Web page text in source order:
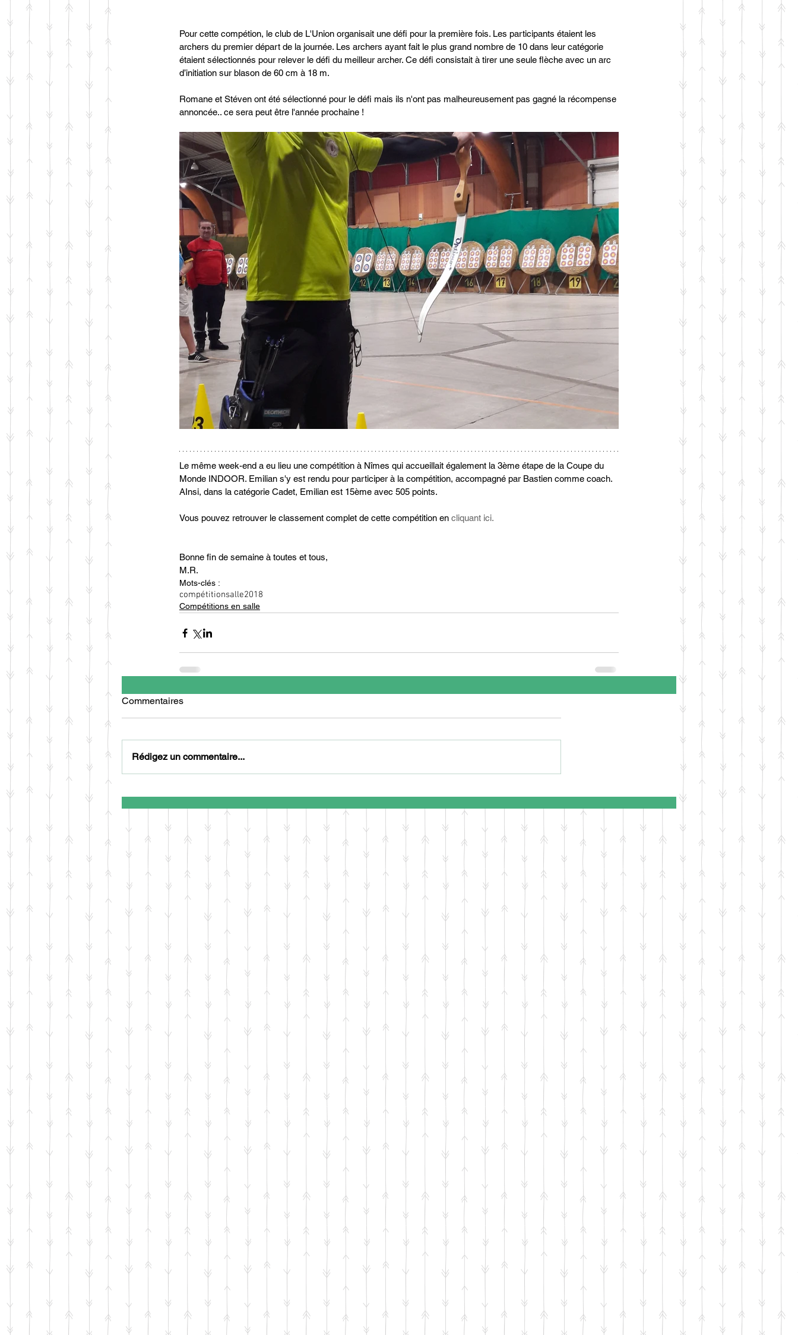
Pour cette compétion, le club de L'Union organisait une défi pour la première fois. Les participants étaient les
archers du premier départ de la journée. Les archers ayant fait le plus grand nombre de 10 dans leur catégorie
étaient sélectionnés pour relever le défi du meilleur archer. Ce défi consistait à tirer une seule flèche avec un arc
d’initiation sur blason de 60 cm à 18 m.
Romane et Stéven ont été sélectionné pour le défi mais ils n'ont pas malheureusement pas gagné la récompense
annoncée.. ce sera peut être l'année prochaine !
Le même week-end a eu lieu une compétition à Nîmes qui accueillait également la 3ème étape de la Coupe du
Monde INDOOR. Emilian s'y est rendu pour participer à la compétition, accompagné par Bastien comme coach.
AInsi, dans la catégorie Cadet, Emilian est 15ème avec 505 points.
Vous pouvez retrouver le classement complet de cette compétition en cliquant ici.
Bonne fin de semaine à toutes et tous,
M.R.
Mots-clés :
compétitionsalle2018
Compétitions en salle
Commentaires
Rédigez un commentaire...